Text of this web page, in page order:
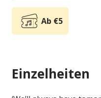
Ab €5
Einzelheiten